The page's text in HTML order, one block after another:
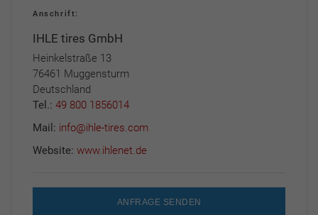
Anschrift:
IHLE tires GmbH
Heinkelstraße 13
76461 Muggensturm
Deutschland
Tel.: 49 800 1856014
Mail: info@ihle-tires.com
Website: www.ihlenet.de
ANFRAGE SENDEN